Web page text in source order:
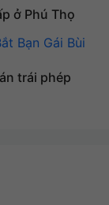
ở Phú Thọ
trái phép